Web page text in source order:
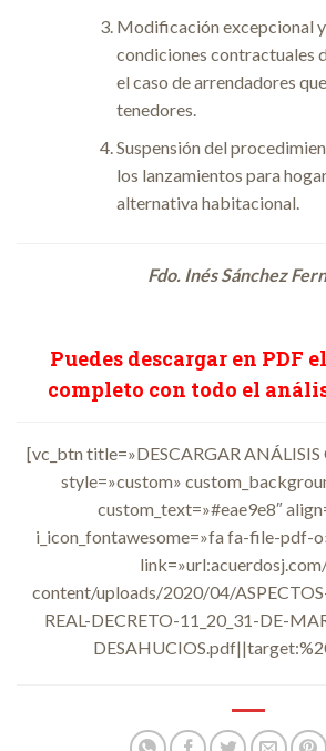
Modificación excepcional
condiciones contractuales
el caso de arrendadores
tenedores.
Suspensión del
los lanzamientos para
alternativa habitacional.
Fdo. Inés Sánchez
Puedes descargar en PDF
completo con todo el
[vc_btn title=»DESCARGAR
style=»custom»
custom_text=»#eae9e8″
i_icon_fontawesome=»fa fa-file-pdf-
content/uploads/2020/04/
REAL-DECRETO-11_20_31-DE-